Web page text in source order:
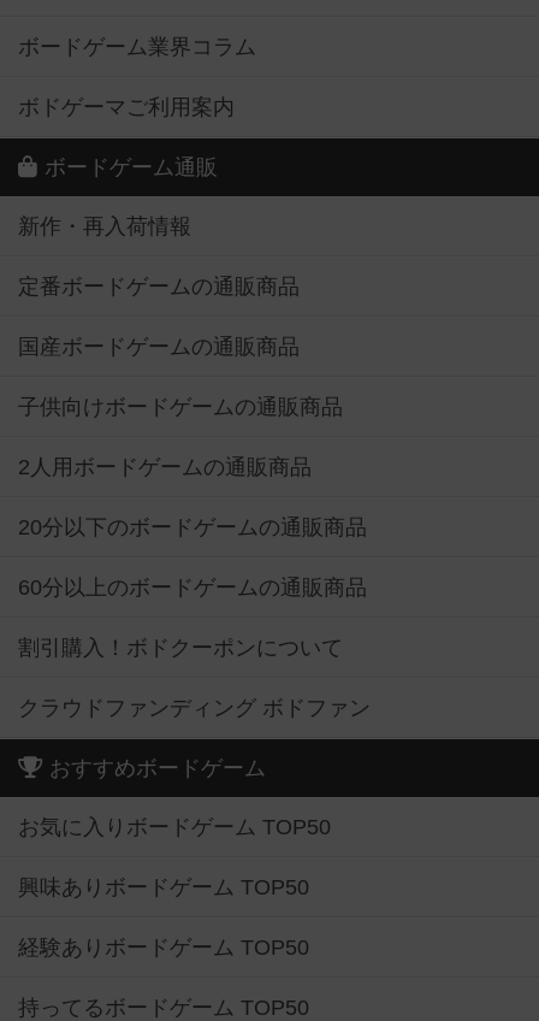
ボードゲーム業界コラム
ボドゲーマご利用案内
ボードゲーム通販
新作・再入荷情報
定番ボードゲームの通販商品
国産ボードゲームの通販商品
子供向けボードゲームの通販商品
2人用ボードゲームの通販商品
20分以下のボードゲームの通販商品
60分以上のボードゲームの通販商品
割引購入！ボドクーポンについて
クラウドファンディング ボドファン
おすすめボードゲーム
お気に入りボードゲーム TOP50
興味ありボードゲーム TOP50
経験ありボードゲーム TOP50
持ってるボードゲーム TOP50